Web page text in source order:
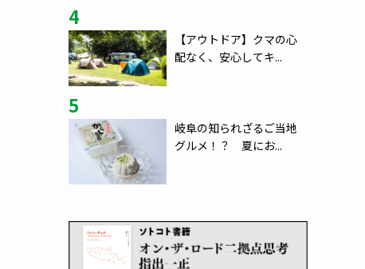
4
【アウトドア】クマの心
配なく、安心してキ...
5
岐阜の知られざるご当地
グルメ！？ 夏にお...